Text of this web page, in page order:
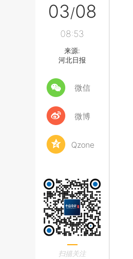
03/08
08:53
来源:
河北日报
微信
微博
Qzone
扫描关注